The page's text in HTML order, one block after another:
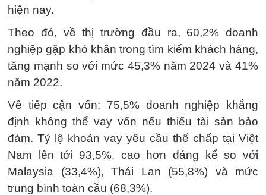
hiện nay.
Theo đó, về thị trường đầu ra, 60,2% doanh
nghiệp gặp khó khăn trong tìm kiếm khách hàng,
tăng mạnh so với mức 45,3% năm 2024 và 41%
năm 2022.
Về tiếp cận vốn: 75,5% doanh nghiệp khẳng
định không thể vay vốn nếu thiếu tài sản bảo
đảm. Tỷ lệ khoản vay yêu cầu thế chấp tại Việt
Nam lên tới 93,5%, cao hơn đáng kể so với
Malaysia (33,4%), Thái Lan (55,8%) và mức
trung bình toàn cầu (68,3%).